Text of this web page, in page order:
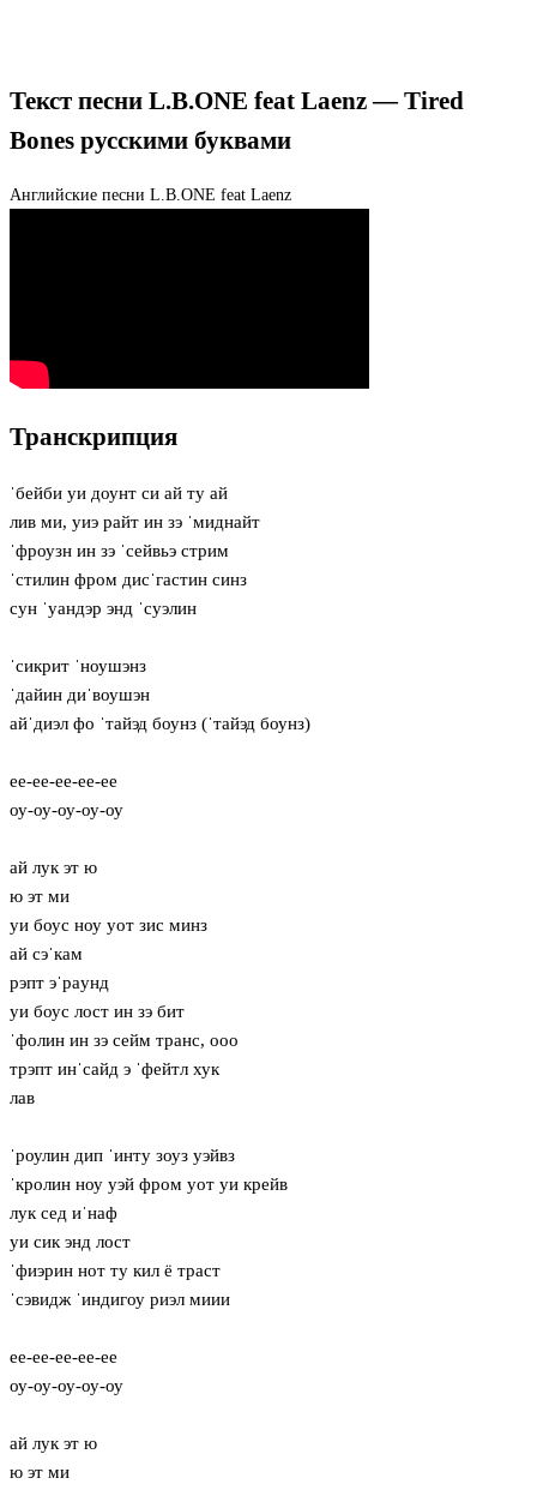
Текст песни L.B.ONE feat Laenz — Tired
Bones русскими буквами
Английские песни L.B.ONE feat Laenz
Транскрипция
ˈбейби уи доунт си ай ту ай
лив ми, уиэ райт ин зэ ˈмиднайт
ˈфроузн ин зэ ˈсейвьэ стрим
ˈстилин фром дисˈгастин синз
сун ˈуандэр энд ˈсуэлин
ˈсикрит ˈноушэнз
ˈдайин диˈвоушэн
айˈдиэл фо ˈтайэд боунз (ˈтайэд боунз)
ее-ее-ее-ее-ее
оу-оу-оу-оу-оу
ай лук эт ю
ю эт ми
уи боус ноу уот зис минз
ай сэˈкам
рэпт эˈрaунд
уи боус лост ин зэ бит
ˈфолин ин зэ сейм транс, ооо
трэпт инˈсайд э ˈфейтл хук
лав
ˈроулин дип ˈинту зоуз уэйвз
ˈкролин ноу уэй фром уот уи крейв
лук сед иˈнаф
уи сик энд лост
ˈфиэрин нот ту кил ё траст
ˈсэвидж ˈиндигоу риэл миии
ее-ее-ее-ее-ее
оу-оу-оу-оу-оу
ай лук эт ю
ю эт ми